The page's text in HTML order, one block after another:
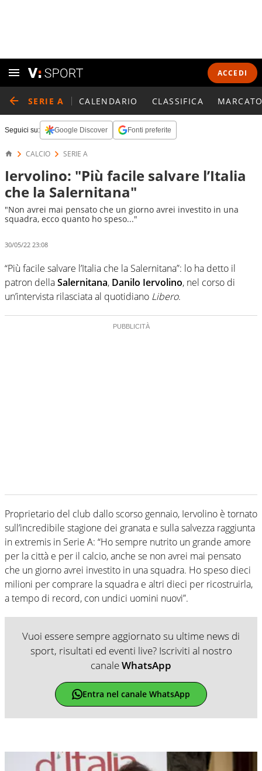
ACCEDI
SERIE A CALENDARIO CLASSIFICA
Seguici su: Google Discover Fonti preferite
CALCIO SERIE A
Iervolino: "Più facile salvare l’Italia
che la Salernitana"
"Non avrei mai pensato che un giorno avrei investito in una
squadra, ecco quanto ho speso..."
30/05/22 23:08
“Più facile salvare l’Italia che la Salernitana”: lo ha detto il
patron dellaSalernitana, Danilo Iervolino, nel corso di
un’intervista rilasciata al quotidiano Libero.
Proprietario del club dallo scorso gennaio, Iervolino è tornato
sull’incredibile stagione dei granata e sulla salvezza raggiunta
in extremis in Serie A: “Ho sempre nutrito un grande amore
per la città e per il calcio, anche se non avrei mai pensato
che un giorno avrei investito in una squadra. Ho speso dieci
milioni per comprare la squadra e altri dieci per ricostruirla,
a tempo di record, con undici uomini nuovi”.
Vuoi essere sempre aggiornato su ultime news di
sport, risultati ed eventi live? Iscriviti al nostro
canaleWhatsApp
Entra nel canale WhatsApp